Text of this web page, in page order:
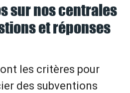
sur nos centrales
et réponses
les critères pour
des subventions